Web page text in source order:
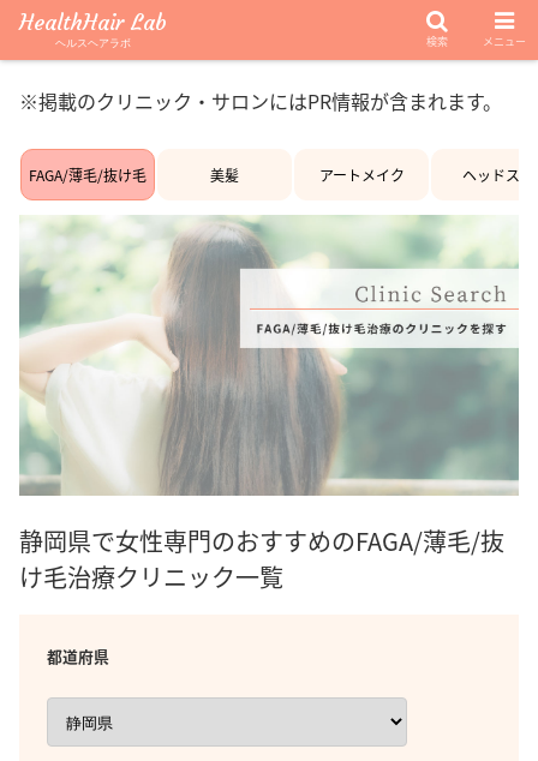
※掲載のクリニック・サロンにはPR情報が含まれます。
FAGA/薄毛/抜け毛 美髪 アートメイク ヘッドスパ
静岡県で女性専門のおすすめのFAGA/薄毛/抜
け毛治療クリニック一覧
都道府県
HealthHair Lab
ヘルスヘアラボ 検索 メニュー